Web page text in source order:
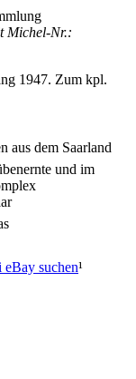
Michel-Nr.:
1947. Zum kpl.
aus dem Saarland
und im
suchen¹